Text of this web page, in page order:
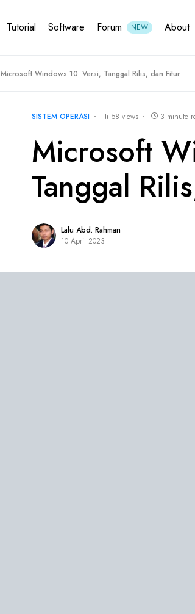
Tutorial Software Forum NEW About
Microsoft Windows 10: Versi, Tanggal Rilis, dan Fitur
SISTEM OPERASI 58 views 3 minute
Microsoft
Tanggal
Lalu Abd. Rahman
10 April 2023